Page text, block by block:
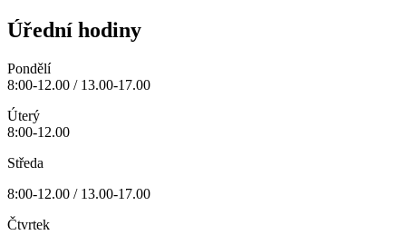
Úřední hodiny
Pondělí
8:00-12.00 / 13.00-17.00
Úterý
8:00-12.00
Středa
8:00-12.00 / 13.00-17.00
Čtvrtek